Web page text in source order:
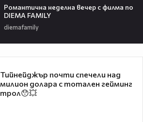
Романтична неделна вечер с филма по
DIEMA FAMILY
diemafamily
Тийнейджър почти спечели над
милион долара с тотален гейминг
трол😯💥